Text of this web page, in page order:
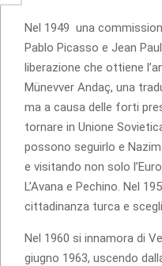
Nel 1949 una
Pablo Picasso e Jean
liberazione che ottiene
Münevver Andaç, una
ma a causa delle forti
tornare in Unione
possono seguirlo e
e visitando non solo
L’Avana e Pechino. Nel
cittadinanza turca e
Nel 1960 si innamora di
giugno 1963, uscendo